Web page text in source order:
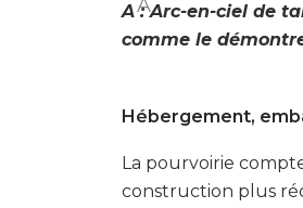
A
A : Arc-en-ciel de
comme le
Hébergement,
La pourvoirie
construction plus